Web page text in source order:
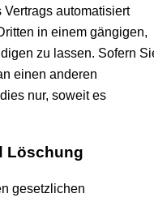
automatisiert
in einem gängigen,
zu lassen. Sofern
einen anderen
nur, soweit es
Löschung
gesetzlichen